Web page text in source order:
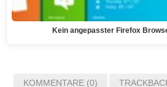
Kein angepasster Firefox
KOMMENTARE (0)